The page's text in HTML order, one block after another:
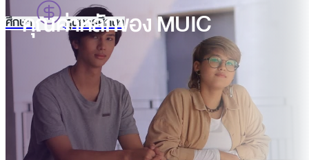
ศึกษา
ทุนการศึกษา
คุณค่าหลักของ MUIC